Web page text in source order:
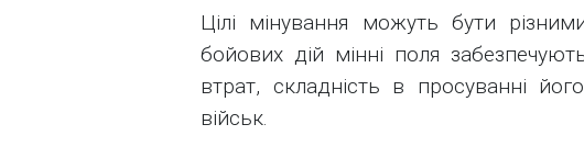
Цілі мінування можуть бути
бойових дій мінні поля
втрат, складність в просуванні
військ.